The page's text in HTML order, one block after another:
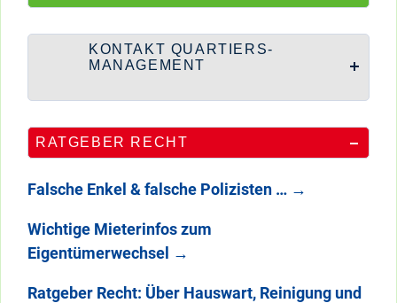
KONTAKT QUARTIERS-
MANAGEMENT
RATGEBER RECHT
Falsche Enkel & falsche Polizisten … →
Wichtige Mieterinfos zum
Eigentümerwechsel →
Ratgeber Recht: Über Hauswart, Reinigung und